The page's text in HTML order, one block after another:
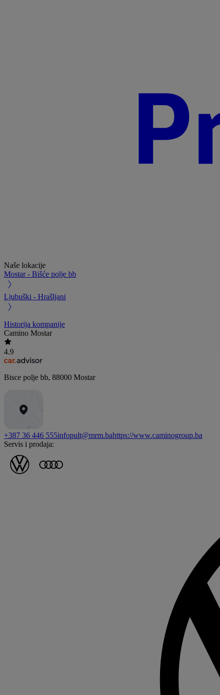
Naše lokacije
Mostar - Bišće polje bb
Ljubuški - Hrašljani
Historija kompanije
Camino Mostar
4.9
Bisce polje bb, 88000 Mostar
+387 36 446 555infopult@mrm.bahttps://www.caminogroup.ba
Servis i prodaja: